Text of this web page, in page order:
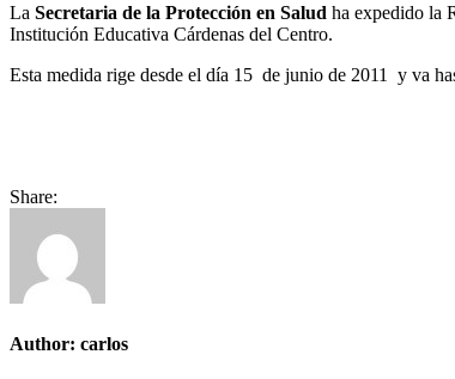
La Secretaria de la Protección en Salud ha expedido la
Institución Educativa Cárdenas del Centro.
Esta medida rige desde el día 15 de junio de 2011 y va
Share:
Author: carlos